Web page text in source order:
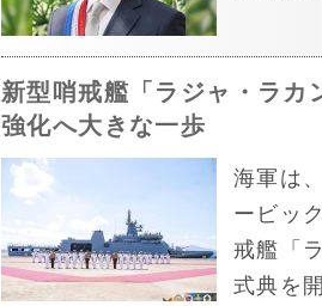
新型哨戒艦「ラジャ・ラ
強化へ大きな一歩
海軍は
ービッ
戒艦「
式典を